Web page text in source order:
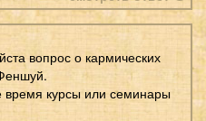
вопрос о кармических
время курсы или семинары